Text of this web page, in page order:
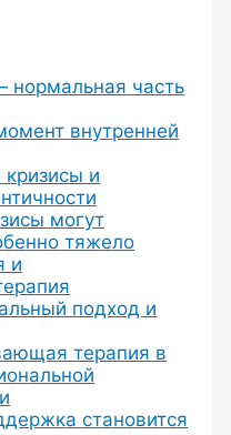
нормальная часть
внутренней
кризисы и
могут
тяжело
и
подход и
терапия в
становится